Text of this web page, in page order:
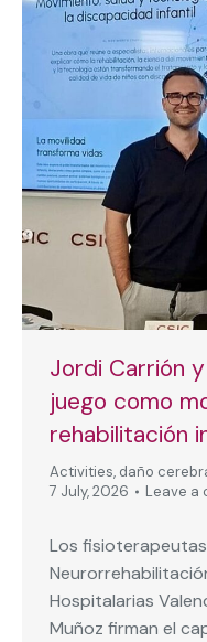
Jordi Carrión
juego como
rehabilitación
Activities, daño
7 July, 2026
Leave a
Los
Hospitalarias
Muñoz firman el